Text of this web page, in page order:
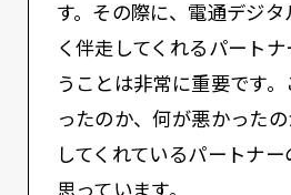
す。その際に、電通デジ
く伴走してくれるパート
うことは非常に重要です
ったのか、何が悪かった
してくれているパートナ
思っています。